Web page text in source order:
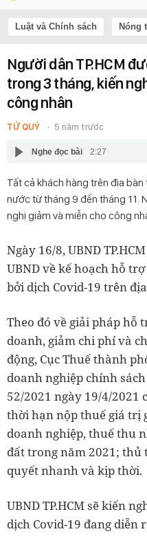
Luật và Chính sách Nóng
Người dân TP.HCM
trong 3 tháng, kiến
công nhân
TỨ QUÝ 5 năm trước
Nghe đọc bài 2:27
Tất cả khách hàng trên địa
nước từ tháng 9 đến tháng 11.
nghị giảm và miễn cho công
Ngày 16/8, UBND
UBND về kế hoạch hỗ
bởi dịch Covid-19 trên địa
Theo đó về giải pháp hỗ
doanh, giảm chi phí và
động, Cục Thuế thành
doanh nghiệp chính
52/2021 ngày 19/4/2021
thời hạn nộp thuế giá trị
doanh nghiệp, thuế thu
đất trong năm 2021; thủ
quyết nhanh và kịp thời.
UBND TP.HCM sẽ kiến
dịch Covid-19 đang diễn